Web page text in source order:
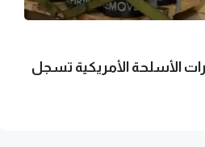
صادرات الأسلحة الأمريكية تسجل